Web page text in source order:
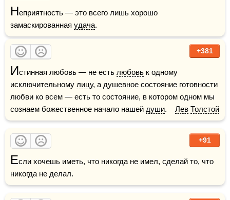
Неприятность — это всего лишь хорошо
замаскированная удача.
+381
Истинная любовь — не есть любовь к одному
исключительному лицу, а душевное состояние готовности
любви ко всем — есть то состояние, в котором одном мы
сознаем божественное начало нашей души. Лев Толстой
+91
Если хочешь иметь, что никогда не имел, сделай то, что